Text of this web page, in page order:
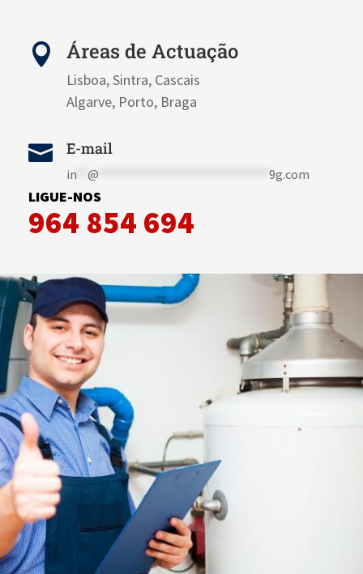
 Áreas de Actuação
Lisboa, Sintra, Cascais
Algarve, Porto, Braga
 E-mail
in @ 9g.com
LIGUE-NOS
964 854 694